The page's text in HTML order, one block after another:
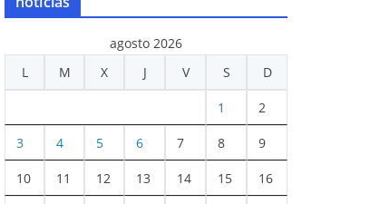
agosto 2026
L
M X J V S D
1 2
3 4 5 6 7 8 9
10 11 12 13 14 15 16